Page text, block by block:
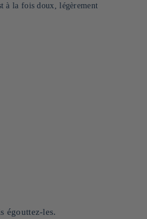
à la fois doux, légèrement
égouttez-les.